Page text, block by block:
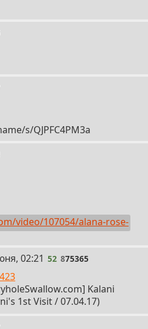
s/QJPFC4PM3a
video/107054/alana-rose-
02:21 52 875365
Kalani
1st Visit / 07.04.17)